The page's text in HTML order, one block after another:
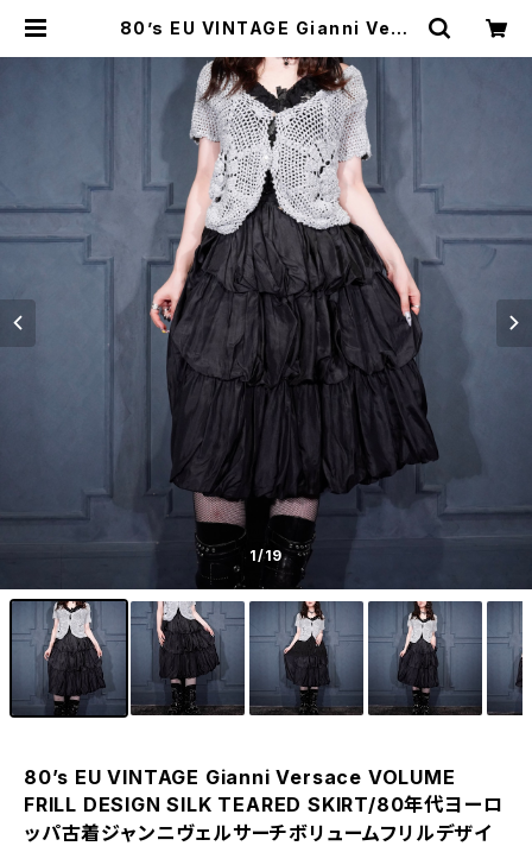
80’s EU VINTAGE Gianni Vers
K TEARED SKIRT/80年代ヨーロ
ッパ古着ジャンニヴェルサーチボリュ
ームフリルデザインシルクティアード
スカート | Titti Vintage
1/19
80’s EU VINTAGE Gianni Versace VOLUME
FRILL DESIGN SILK TEARED SKIRT/80年代ヨーロ
ッパ古着ジャンニヴェルサーチボリュームフリルデザイ